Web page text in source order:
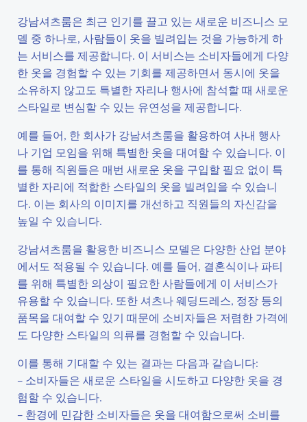
강남셔츠룸은 최근 인기를 끌고 있는 새로운 비즈니스 모
델 중 하나로, 사람들이 옷을 빌려입는 것을 가능하게 하
는 서비스를 제공합니다. 이 서비스는 소비자들에게 다양
한 옷을 경험할 수 있는 기회를 제공하면서 동시에 옷을
소유하지 않고도 특별한 자리나 행사에 참석할 때 새로운
스타일로 변심할 수 있는 유연성을 제공합니다.
예를 들어, 한 회사가 강남셔츠룸을 활용하여 사내 행사
나 기업 모임을 위해 특별한 옷을 대여할 수 있습니다. 이
를 통해 직원들은 매번 새로운 옷을 구입할 필요 없이 특
별한 자리에 적합한 스타일의 옷을 빌려입을 수 있습니
다. 이는 회사의 이미지를 개선하고 직원들의 자신감을
높일 수 있습니다.
강남셔츠룸을 활용한 비즈니스 모델은 다양한 산업 분야
에서도 적용될 수 있습니다. 예를 들어, 결혼식이나 파티
를 위해 특별한 의상이 필요한 사람들에게 이 서비스가
유용할 수 있습니다. 또한 셔츠나 웨딩드레스, 정장 등의
품목을 대여할 수 있기 때문에 소비자들은 저렴한 가격에
도 다양한 스타일의 의류를 경험할 수 있습니다.
이를 통해 기대할 수 있는 결과는 다음과 같습니다:
– 소비자들은 새로운 스타일을 시도하고 다양한 옷을 경
험할 수 있습니다.
– 환경에 민감한 소비자들은 옷을 대여함으로써 소비를